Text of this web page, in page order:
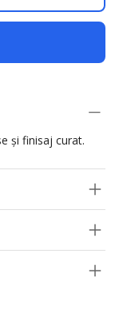
și finisaj curat.